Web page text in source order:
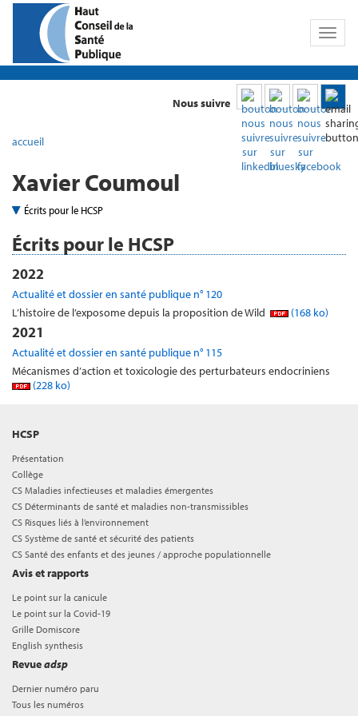
Toggle
Nous suivre
accueil
Xavier Coumoul
Écrits pour le HCSP
Écrits pour le HCSP
2022
Actualité et dossier en santé publique n° 120
L’histoire de l’exposome depuis la proposition de Wild
(168 ko)
2021
Actualité et dossier en santé publique n° 115
Mécanismes d’action et toxicologie des perturbateurs endocriniens
(228 ko)
HCSP
Présentation
Collège
CS Maladies infectieuses et maladies émergentes
CS Déterminants de santé et maladies non-transmissibles
CS Risques liés à l’environnement
CS Système de santé et sécurité des patients
CS Santé des enfants et des jeunes / approche populationnelle
Avis et rapports
Le point sur la canicule
Le point sur la Covid-19
Grille Domiscore
English synthesis
Revueadsp
Dernier numéro paru
Tous les numéros